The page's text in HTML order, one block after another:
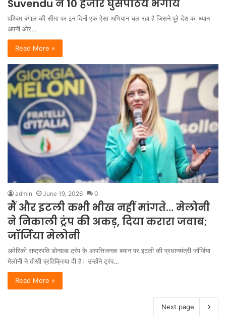
Suvendu ने 10 हजार घुसपैठिये भगाये
पश्चिम बंगाल की सीमा पर इन दिनों एक ऐसा अभियान चल रहा है जिसने पूरे देश का ध्यान
अपनी ओर…
Read More »
admin June 19, 2026 0
मैं और इटली कभी भीख नहीं मांगते… मेलोनी
ने निकाली ट्रंप की अकड़, दिया करारा जवाब;
जॉर्जिया मेलोनी
अमेरिकी राष्ट्रपति डोनाल्ड ट्रंप के आपत्तिजनक बयान पर इटली की प्रधानमंत्री जॉर्जिया
मेलोनी ने तीखी प्रतिक्रिया दी है। उन्होंने ट्रंप…
Read More »
Next page